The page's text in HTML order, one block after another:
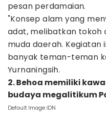
pesan perdamaian.
"Konsep alam yang
adat, melibatkan tokoh
muda daerah. Kegiatan
banyak teman-teman
Yurnaningsih.
2. Behoa memiliki
budaya megalitikum
Default Image IDN